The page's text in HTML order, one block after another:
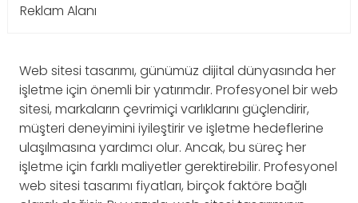
Reklam Alanı
Web sitesi tasarımı, günümüz dijital dünyasında her
işletme için önemli bir yatırımdır. Profesyonel bir web
sitesi, markaların çevrimiçi varlıklarını güçlendirir,
müşteri deneyimini iyileştirir ve işletme hedeflerine
ulaşılmasına yardımcı olur. Ancak, bu süreç her
işletme için farklı maliyetler gerektirebilir. Profesyonel
web sitesi tasarımı fiyatları, birçok faktöre bağlı